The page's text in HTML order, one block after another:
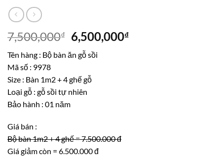
7,500,000₫
Giá
gốc
là:
6,500,000₫Giá
Tên hàng : Bộ bàn ăn gỗ sồi
Mã số : 9978
Size : Bàn 1m2 + 4 ghế gỗ
Loại gỗ : gỗ sồi tự nhiên
Bảo hành : 01 năm
Giá bán :
Bộ bàn 1m2 + 4 ghế = 7.500.000 đ
Giá giảm còn = 6.500.000 đ